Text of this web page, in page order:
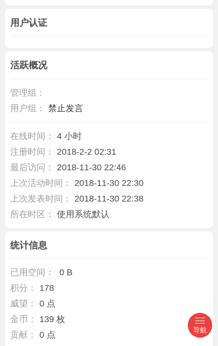
用户认证
活跃概况
管理组：
用户组：
禁止发言
在线时间：
4 小时
注册时间：
2018-2-2 02:31
最后访问：
2018-11-30 22:46
上次活动时间：
2018-11-30 22:30
上次发表时间：
2018-11-30 22:38
所在时区：
使用系统默认
统计信息
已用空间：
0 B
积分：
178
威望：
0 点
金币：
139 枚
贡献：
0 点
导航